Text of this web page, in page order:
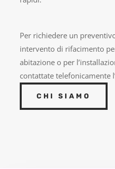
Per richiedere un
intervento di rifacimento
abitazione o per
contattate telefonicamente
CHI SIAMO